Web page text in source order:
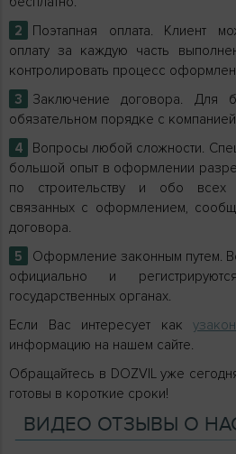
Поэтапная оплата. Клиент
оплату за каждую часть
контролировать процесс
Заключение договора. Для
обязательном порядке с
Вопросы любой сложности.
большой опыт в оформлении
по строительству и обо всех
связанных с оформлением,
договора.
Оформление законным путем.
официально и
государственных органах.
Если Вас интересует как
информацию на нашем сайте.
Обращайтесь в DOZVIL уже
готовы в короткие сроки!
ВИДЕО ОТЗЫВЫ О